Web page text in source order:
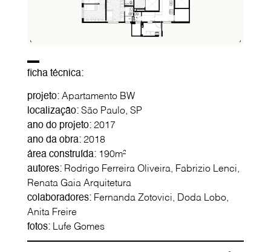
ficha técnica:
projeto:Apartamento BW
localização:São Paulo, SP
ano do projeto:2017
ano da obra:2018
área construída: 190m²
autores:Rodrigo Ferreira Oliveira, Fabrizio Lenci,
Renata Gaia Arquitetura
colaboradores:Fernanda Zotovici, Doda Lobo,
Anita Freire
fotos:Lufe Gomes